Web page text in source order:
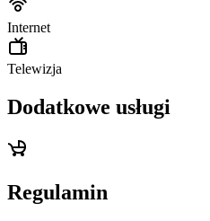
Internet
Telewizja
Dodatkowe usługi
Regulamin